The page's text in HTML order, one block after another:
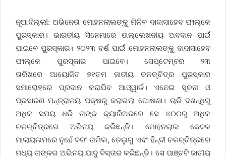
ନୂଆଦିଲ୍ଲୀ: ଅଭିନେତା ମୋହନଲାଲଙ୍କୁ ମିଳିବ ଦାଦାସାହେବ ଫାଲ୍‌କେ
ପୁରସ୍କାର। ଭାରତୀୟ ସିନେମାରେ ଉଲ୍ଲେଖନୀୟ ଅବଦାନ ପାଇଁ
ପାଇବେ ପୁରସ୍କାର। ୨୦୨୩ ବର୍ଷ ପାଇଁ ମୋହନଲାଲଙ୍କୁ ଦାଦାସାହେବ
ଫାଲ୍‌କେ ପୁରସ୍କାର ପାଇବେ। ସେପ୍ଟେମ୍ବର ୨୩
ତାରିଖରେ ଆୟୋଜିତ ୭୧ତମ ଜାତୀୟ ଚଳଚ୍ଚିତ୍ର ପୁରସ୍କାର
ସମାରୋହରେ ପ୍ରଦାନ କରାଯିବ ଆଓ୍ୱାର୍ଡ। ଏନେଇ ସୂଚନା ଓ
ପ୍ରସାରଣ ମନ୍ତ୍ରାଳୟ ପକ୍ଷରୁ କରାଗଲା ଘୋଷଣା। ଚାରି ଦଶନ୍ଧିରୁ
ଅଧିକ ସମୟ ଧରି ତାଙ୍କ କ୍ୟାରିଅରରେ ସେ ୪୦୦ରୁ ଅଧିକ
ଚଳଚ୍ଚିତ୍ରରେ ଅଭିନୟ କରିଛନ୍ତି। ମୋହନଲାଲ କେବଳ
ମାଲାୟଲମରେ ନୁହେଁ ବରଂ ତାମିଲ, ତେଲୁଗୁ ଏବଂ ହିନ୍ଦୀ ଚଳଚ୍ଚିତ୍ରରେ
ମଧ୍ୟ ତାଙ୍କର ଅଭିନୟ ଯାଦୁ ବିସ୍ତାର କରିଛନ୍ତି। ସେ ପାଞ୍ଚଟି ଜାତୀୟ